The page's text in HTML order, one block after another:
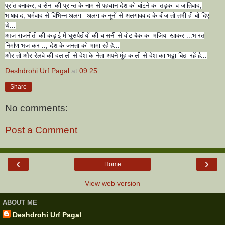
प्रांत बनाकर, व सेना की प्रान्त के नाम से पहचान देश को बांटने का तड़का व जातिवाद,
भाषावाद, धर्मवाद से विभिन्न अलग –अलग कानूनों से अलगाववाद के बीज तो तभी ही बो दिए
थे...
आज राजनीती की कड़ाई में घुसपैठीयों की चासनी से वोट बैक का भजिया खाकर ...भारत
निर्माण भज कर .., देश के जनता को भामा रहें है...
और तो और रेलवे की दलाली से देश के नेता अपने मुंह काली से देश का भठ्ठा बिठा रहें है...
Deshdrohi Urf Pagal at 09:25
Share
No comments:
Post a Comment
‹ ›
Home
View web version
ABOUT ME
Deshdrohi Urf Pagal